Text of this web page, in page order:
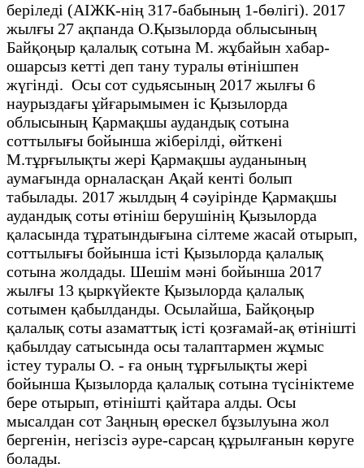
беріледі (АІЖК-нің 317-бабының 1-бөлігі). 2017
жылғы 27 ақпанда О.Қызылорда облысының
Байқоңыр қалалық сотына М. жұбайын хабар-
ошарсыз кетті деп тану туралы өтінішпен
жүгінді. Осы сот судьясының 2017 жылғы 6
наурыздағы ұйғарымымен іс Қызылорда
облысының Қармақшы аудандық сотына
соттылығы бойынша жіберілді, өйткені
М.тұрғылықты жері Қармақшы ауданының
аумағында орналасқан Ақай кенті болып
табылады. 2017 жылдың 4 сәуірінде Қармақшы
аудандық соты өтініш берушінің Қызылорда
қаласында тұратындығына сілтеме жасай отырып,
соттылығы бойынша істі Қызылорда қалалық
сотына жолдады. Шешім мәні бойынша 2017
жылғы 13 қыркүйекте Қызылорда қалалық
сотымен қабылданды. Осылайша, Байқоңыр
қалалық соты азаматтық істі қозғамай-ақ өтінішті
қабылдау сатысында осы талаптармен жұмыс
істеу туралы О. - ға оның тұрғылықты жері
бойынша Қызылорда қалалық сотына түсініктеме
бере отырып, өтінішті қайтара алды. Осы
мысалдан сот Заңның өрескел бұзылуына жол
бергенін, негізсіз әуре-сарсаң құрылғанын көруге
болады.